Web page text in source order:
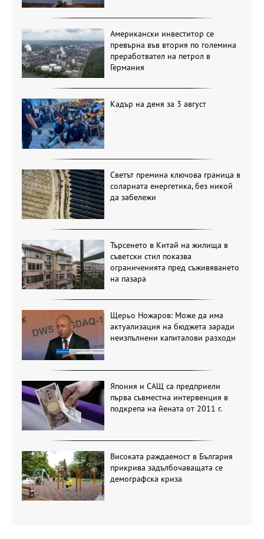
Американски инвеститор се
превърна във втория по големина
преработвател на петрол в
Германия
Кадър на деня за 3 август
Светът премина ключова граница в
соларната енергетика, без никой
да забележи
Търсенето в Китай на жилища в
съветски стил показва
ограниченията пред съживяването
на пазара
Щерьо Ножаров: Може да има
актуализация на бюджета заради
неизпълнени капиталови разходи
Япония и САЩ са предприели
първа съвместна интервенция в
подкрепа на йената от 2011 г.
Високата раждаемост в България
прикрива задълбочаващата се
демографска криза